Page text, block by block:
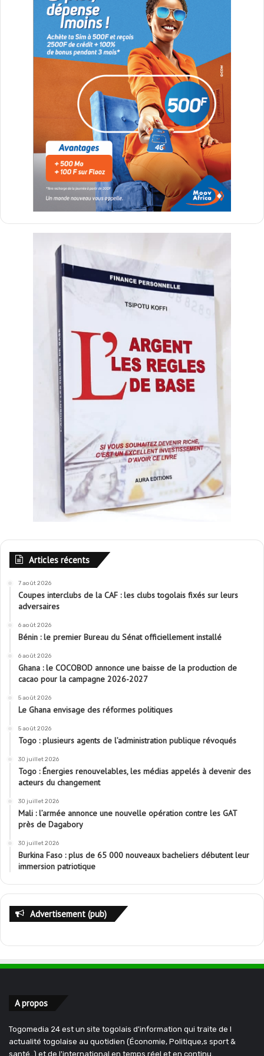
Articles récents
7 août 2026
Coupes interclubs de la CAF : les clubs togolais fixés sur leurs
adversaires
6 août 2026
Bénin : le premier Bureau du Sénat officiellement installé
6 août 2026
Ghana : le COCOBOD annonce une baisse de la production de
cacao pour la campagne 2026-2027
5 août 2026
Le Ghana envisage des réformes politiques
5 août 2026
Togo : plusieurs agents de l’administration publique révoqués
30 juillet 2026
Togo : Énergies renouvelables, les médias appelés à devenir des
acteurs du changement
30 juillet 2026
Mali : l’armée annonce une nouvelle opération contre les GAT
près de Dagabory
30 juillet 2026
Burkina Faso : plus de 65 000 nouveaux bacheliers débutent leur
immersion patriotique
Advertisement (pub)
A propos
Togomedia 24 est un site togolais d'information qui traite de l
actualité togolaise au quotidien (Économie, Politique,s sport &
santé..) et de l'international en temps réel et en continu.